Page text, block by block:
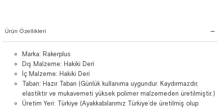
Ürün Özellikleri
Marka: Rakerplus
Dış Malzeme: Hakiki Deri
İç Malzeme: Hakiki Deri
Taban: Hazır Taban (Günlük kullanıma uygundur. Kaydırmazdır,
elastiktir ve mukavemeti yüksek polimer malzemeden üretilmiştir.)
Üretim Yeri: Türkiye (Ayakkabılarımız Türkiye’de üretilmiş olup